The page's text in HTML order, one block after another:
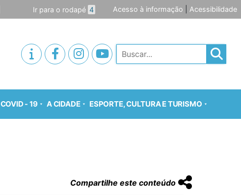
Ir para o rodapé 4 Acesso à informação Acessibilidade
Pesquisar
COVID - 19 A CIDADE ESPORTE, CULTURA E TURISMO
Compartilhe este conteúdo